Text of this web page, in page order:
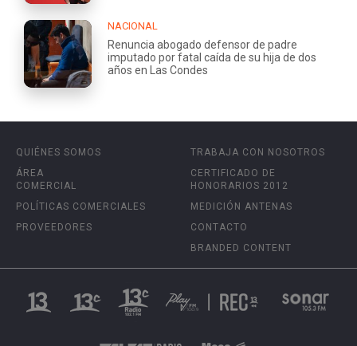
NACIONAL
Renuncia abogado defensor de padre
imputado por fatal caída de su hija de dos
años en Las Condes
QUIÉNES SOMOS
ÁREA
COMERCIAL
POLÍTICAS COMERCIALES
PROVEEDORES
TRABAJA CON NOSOTROS
CERTIFICADO DE
HONORARIOS 2012
MEDICIÓN ANTENAS
CONTACTO
BRANDED CONTENT